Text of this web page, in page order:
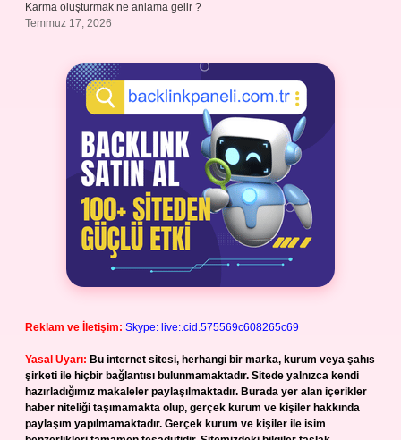
Karma oluşturmak ne anlama gelir ?
Temmuz 17, 2026
Reklam ve İletişim: Skype: live:.cid.575569c608265c69
Yasal Uyarı: Bu internet sitesi, herhangi bir marka, kurum veya şahıs
şirketi ile hiçbir bağlantısı bulunmamaktadır. Sitede yalnızca kendi
hazırladığımız makaleler paylaşılmaktadır. Burada yer alan içerikler
haber niteliği taşımamakta olup, gerçek kurum ve kişiler hakkında
paylaşım yapılmamaktadır. Gerçek kurum ve kişiler ile isim